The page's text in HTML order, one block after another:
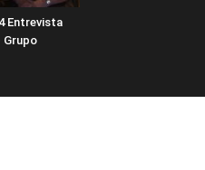
Entrevista
Grupo